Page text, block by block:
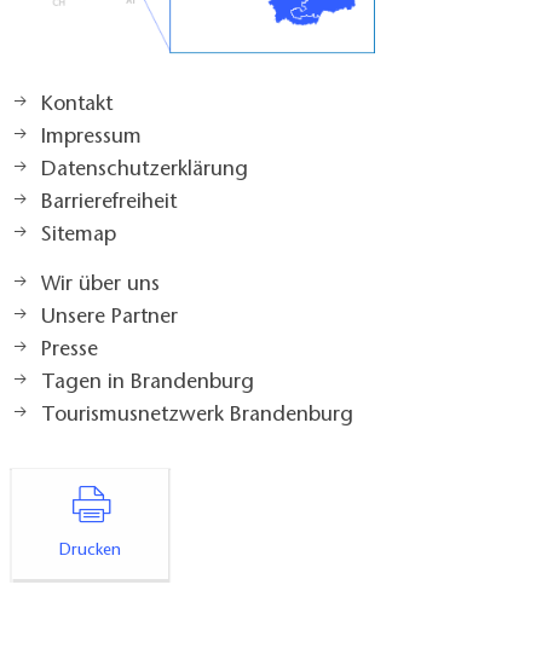
Kontakt
Impressum
Datenschutzerklärung
Barrierefreiheit
Sitemap
Wir über uns
Unsere Partner
Presse
Tagen in Brandenburg
Tourismusnetzwerk Brandenburg
Drucken